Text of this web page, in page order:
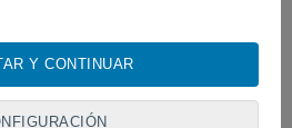
o tecnologías similares para
direcciones IP y los
Es posible que algunos
Y CONTINUAR